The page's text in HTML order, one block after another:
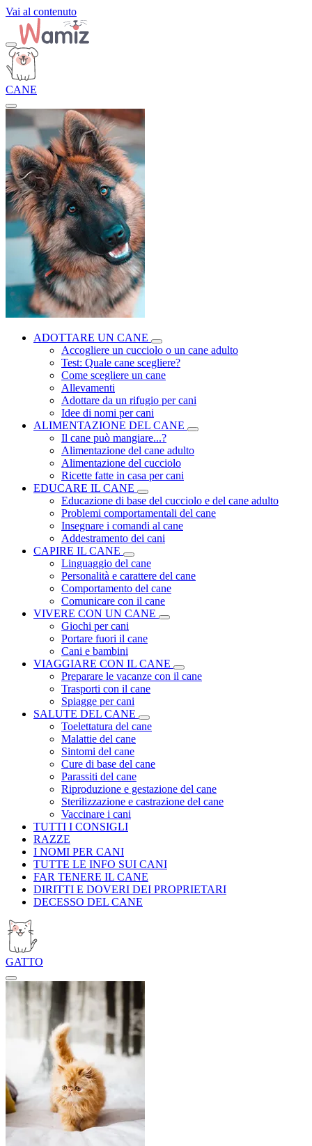
Vai al contenuto
CANE
ADOTTARE UN CANE
Accogliere un cucciolo o un cane adulto
Test: Quale cane scegliere?
Come scegliere un cane
Allevamenti
Adottare da un rifugio per cani
Idee di nomi per cani
ALIMENTAZIONE DEL CANE
Il cane può mangiare...?
Alimentazione del cane adulto
Alimentazione del cucciolo
Ricette fatte in casa per cani
EDUCARE IL CANE
Educazione di base del cucciolo e del cane adulto
Problemi comportamentali del cane
Insegnare i comandi al cane
Addestramento dei cani
CAPIRE IL CANE
Linguaggio del cane
Personalità e carattere del cane
Comportamento del cane
Comunicare con il cane
VIVERE CON UN CANE
Giochi per cani
Portare fuori il cane
Cani e bambini
VIAGGIARE CON IL CANE
Preparare le vacanze con il cane
Trasporti con il cane
Spiagge per cani
SALUTE DEL CANE
Toelettatura del cane
Malattie del cane
Sintomi del cane
Cure di base del cane
Parassiti del cane
Riproduzione e gestazione del cane
Sterilizzazione e castrazione del cane
Vaccinare i cani
TUTTI I CONSIGLI
RAZZE
I NOMI PER CANI
TUTTE LE INFO SUI CANI
FAR TENERE IL CANE
DIRITTI E DOVERI DEI PROPRIETARI
DECESSO DEL CANE
GATTO